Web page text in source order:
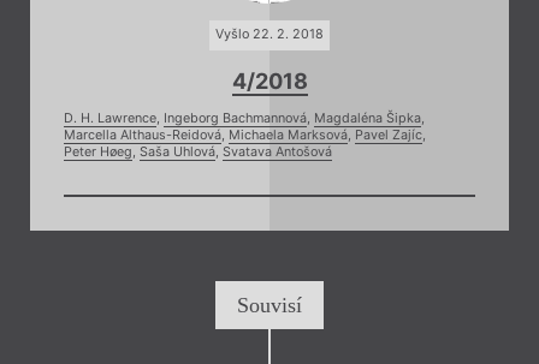
Vyšlo 22. 2. 2018
4/2018
D. H. Lawrence, Ingeborg Bachmannová, Magdaléna Šipka,
Marcella Althaus-Reidová, Michaela Marksová, Pavel Zajíc,
Peter Høeg, Saša Uhlová, Svatava Antošová
Souvisí